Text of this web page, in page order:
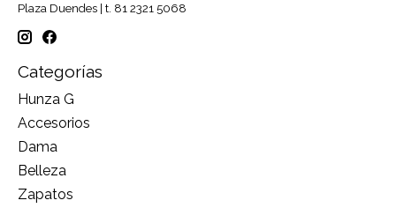
Plaza Duendes | t. 81 2321 5068
Categorías
Hunza G
Accesorios
Dama
Belleza
Zapatos